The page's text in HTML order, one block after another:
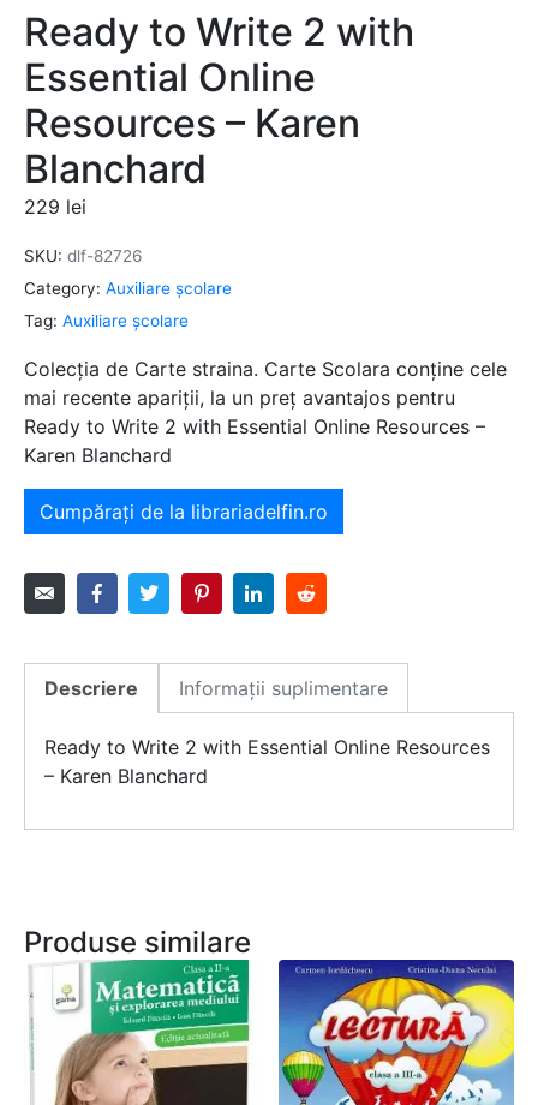
Ready to Write 2 with
Essential Online
Resources – Karen
Blanchard
229 lei
SKU: dlf-82726
Category: Auxiliare şcolare
Tag: Auxiliare şcolare
Colecția de Carte straina. Carte Scolara conține cele
mai recente apariții, la un preț avantajos pentru
Ready to Write 2 with Essential Online Resources –
Karen Blanchard
Cumpărați de la librariadelfin.ro
Descriere Informații suplimentare
Ready to Write 2 with Essential Online Resources
– Karen Blanchard
Produse similare